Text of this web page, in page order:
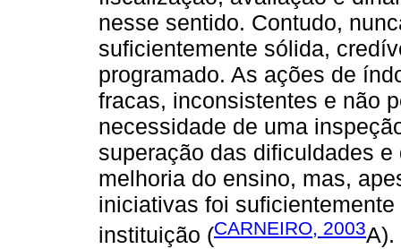
nesse sentido. Contudo,
suficientemente sólida,
programado. As ações de
fracas, inconsistentes e não
necessidade de uma
superação das dificuldades
melhoria do ensino, mas,
iniciativas foi
instituição (CARNEIRO, 2003A).